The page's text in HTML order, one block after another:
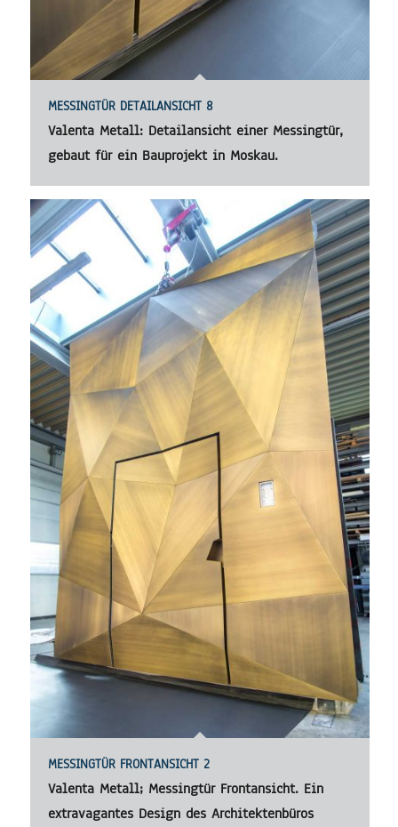
MESSINGTÜR DETAILANSICHT 8
Valenta Metall: Detailansicht einer Messingtür,
gebaut für ein Bauprojekt in Moskau.
MESSINGTÜR FRONTANSICHT 2
Valenta Metall; Messingtür Frontansicht. Ein
extravagantes Design des Architektenbüros